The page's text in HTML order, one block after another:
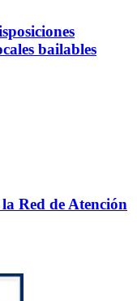
bailables
Red de Atención